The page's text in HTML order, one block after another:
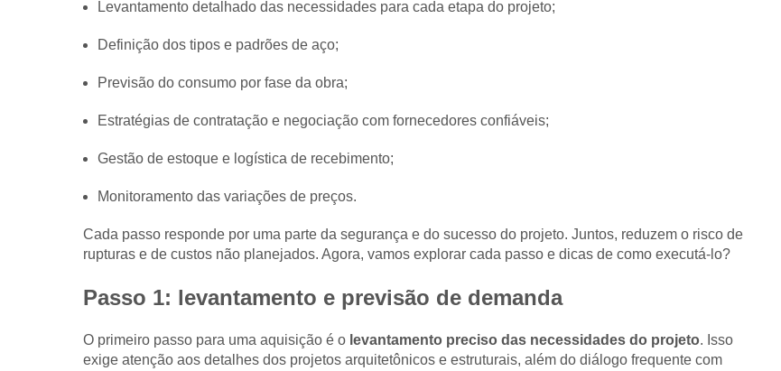
Levantamento detalhado das necessidades para cada etapa do projeto;
Definição dos tipos e padrões de aço;
Previsão do consumo por fase da obra;
Estratégias de contratação e negociação com fornecedores confiáveis;
Gestão de estoque e logística de recebimento;
Monitoramento das variações de preços.
Cada passo responde por uma parte da segurança e do sucesso do projeto. Juntos, reduzem o risco de
rupturas e de custos não planejados. Agora, vamos explorar cada passo e dicas de como executá-lo?
Passo 1: levantamento e previsão de demanda
O primeiro passo para uma aquisição é o levantamento preciso das necessidades do projeto. Isso
exige atenção aos detalhes dos projetos arquitetônicos e estruturais, além do diálogo frequente com